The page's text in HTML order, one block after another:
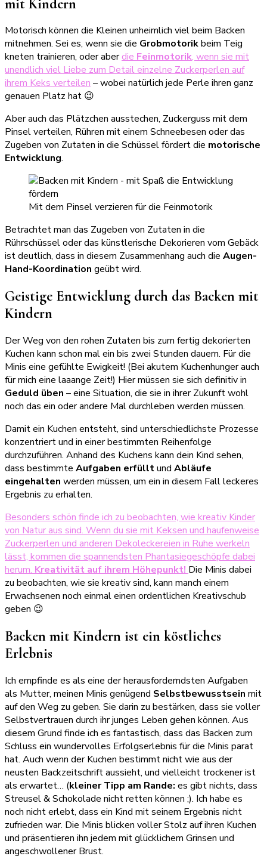
mit Kindern
Motorisch können die Kleinen unheimlich viel beim Backen
mitnehmen. Sei es, wenn sie die Grobmotorikbeim Teig
kneten trainieren, oder aberdieFeinmotorik, wenn sie mit
unendlich viel Liebe zum Detail einzelne Zuckerperlen auf
ihrem Keks verteilen– wobei natürlich jede Perle ihren ganz
genauen Platz hat 😉
Aber auch das Plätzchen ausstechen, Zuckerguss mit dem
Pinsel verteilen, Rühren mit einem Schneebesen oder das
Zugeben von Zutaten in die Schüssel fördert die motorische
Entwicklung.
Mit dem Pinsel verzieren für die Feinmotorik
Betrachtet man das Zugeben von Zutaten in die
Rührschüssel oder das künstlerische Dekorieren vom Gebäck
ist deutlich, dass in diesem Zusammenhang auch die Augen-
Hand-Koordination geübt wird.
Geistige Entwicklung durch das Backen mit
Kindern
Der Weg von den rohen Zutaten bis zum fertig dekorierten
Kuchen kann schon mal ein bis zwei Stunden dauern. Für die
Minis eine gefühlte Ewigkeit! (Bei akutem Kuchenhunger auch
für mich eine laaange Zeit!) Hier müssen sie sich definitiv in
Geduld üben – eine Situation, die sie in ihrer Zukunft wohl
noch das ein oder andere Mal durchleben werden müssen.
Damit ein Kuchen entsteht, sind unterschiedlichste Prozesse
konzentriert und in einer bestimmten Reihenfolge
durchzuführen. Anhand des Kuchens kann dein Kind sehen,
dass bestimmte Aufgaben erfülltund Abläufe
eingehalten werden müssen, um ein in diesem Fall leckeres
Ergebnis zu erhalten.
Besonders schön finde ich zu beobachten, wie kreativ Kinder
von Natur aus sind. Wenn du sie mit Keksen und haufenweise
Zuckerperlen und anderen Dekoleckereien in Ruhe werkeln
lässt, kommen die spannendsten Phantasiegeschöpfe dabei
herum. Kreativität auf ihrem Höhepunkt! Die Minis dabei
zu beobachten, wie sie kreativ sind, kann manch einem
Erwachsenen noch einmal einen ordentlichen Kreativschub
geben 😉
Backen mit Kindern ist ein köstliches
Erlebnis
Ich empfinde es als eine der herausforderndsten Aufgaben
als Mutter, meinen Minis genügend Selbstbewusstsein mit
auf den Weg zu geben. Sie darin zu bestärken, dass sie voller
Selbstvertrauen durch ihr junges Leben gehen können. Aus
diesem Grund finde ich es fantastisch, dass das Backen zum
Schluss ein wundervolles Erfolgserlebnis für die Minis parat
hat. Auch wenn der Kuchen bestimmt nicht wie aus der
neusten Backzeitschrift aussieht, und vielleicht trockener ist
als erwartet… (kleiner Tipp am Rande: es gibt nichts, dass
Streusel & Schokolade nicht retten können ;). Ich habe es
noch nicht erlebt, dass ein Kind mit seinem Ergebnis nicht
zufrieden war. Die Minis blicken voller Stolz auf ihren Kuchen
und präsentieren ihn jedem mit glücklichem Grinsen und
angeschwollener Brust.